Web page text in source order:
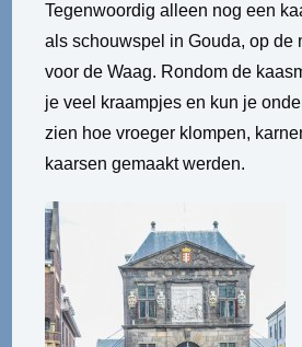
Tegenwoordig alleen nog een
als schouwspel in Gouda, op de
voor de Waag. Rondom de
je veel kraampjes en kun je
zien hoe vroeger klompen,
kaarsen gemaakt werden.